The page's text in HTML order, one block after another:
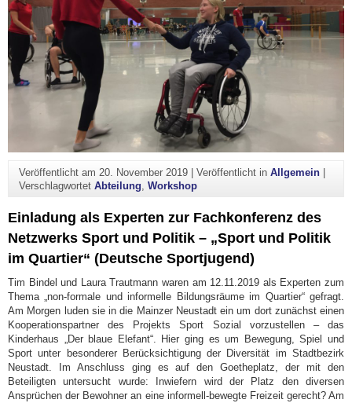
Veröffentlicht am 20. November 2019| Veröffentlicht in Allgemein|
Verschlagwortet Abteilung, Workshop
Einladung als Experten zur Fachkonferenz des
Netzwerks Sport und Politik – „Sport und Politik
im Quartier“ (Deutsche Sportjugend)
Tim Bindel und Laura Trautmann waren am 12.11.2019 als Experten zum
Thema „non-formale und informelle Bildungsräume im Quartier“ gefragt.
Am Morgen luden sie in die Mainzer Neustadt ein um dort zunächst einen
Kooperationspartner des Projekts Sport Sozial vorzustellen – das
Kinderhaus „Der blaue Elefant“. Hier ging es um Bewegung, Spiel und
Sport unter besonderer Berücksichtigung der Diversität im Stadtbezirk
Neustadt. Im Anschluss ging es auf den Goetheplatz, der mit den
Beteiligten untersucht wurde: Inwiefern wird der Platz den diversen
Ansprüchen der Bewohner an eine informell-bewegte Freizeit gerecht? Am